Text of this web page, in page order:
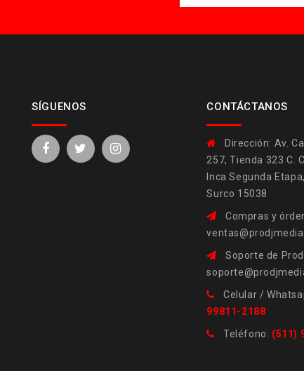
SÍGUENOS CONTÁCTANOS
Dirección: Av.
257, Tienda 323 C.
Inca Segunda
Surco 15038
Compras y
Soporte de
Celular /
99811-2188
Teléfono: (511)